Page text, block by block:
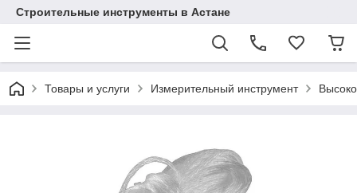
Строительные инструменты в Астане
Товары и услуги Измерительный инструмент